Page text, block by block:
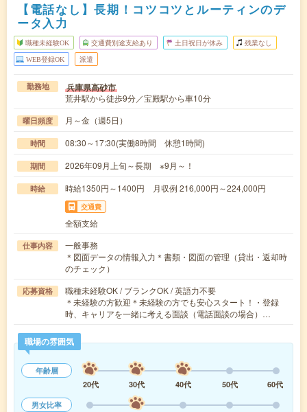
【電話なし】長期！コツコツとルーティンのデ
ータ入力
職種未経験OK 交通費別途支給あり 土日祝日が休み 残業なし
WEB登録OK 派遣
勤務地 兵庫県高砂市
荒井駅から徒歩9分／宝殿駅から車10分
曜日頻度 月～金（週5日）
時間 08:30～17:30(実働8時間 休憩1時間)
期間 2026年09月上旬～長期 ※9月～！
時給 時給1350円～1400円 月収例 216,000円～224,000円
交通費
全額支給
仕事内容
一般事務
＊図面データの情報入力＊書類・図面の管理（貸出・返却時
のチェック）
応募資格
職種未経験OK / ブランクOK / 英語力不要
＊未経験の方歓迎＊未経験の方でも安心スタート！・登録
時、キャリアを一緒に考える面談（電話面談の場合）…
職場の雰囲気
年齢層
20代
30代 40代 50代
60代
男女比率